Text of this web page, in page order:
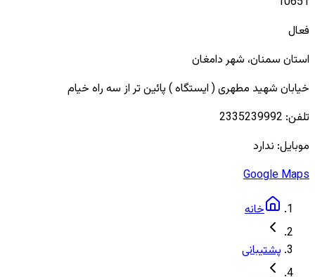
فعال
استان سمنان، شهردامغان
خیابان شهید مطهری ( ایستگاه ) پائین تر از سه راه خیام
تلفن: 2335239992
موبایل: ندارد
Google Maps
خانه
پشتیبانی